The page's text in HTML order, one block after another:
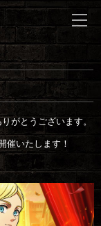
がとうございます。
催いたします！